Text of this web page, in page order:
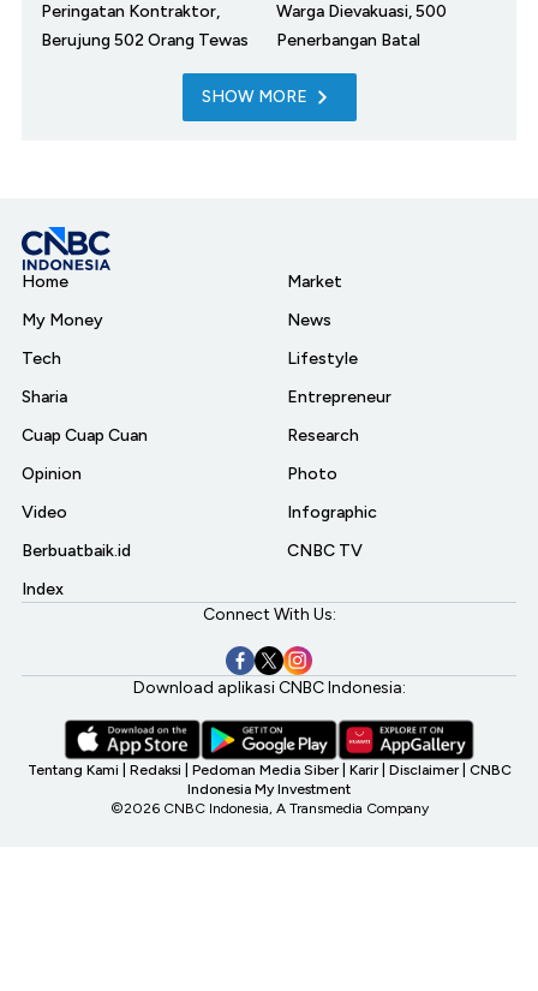
Peringatan Kontraktor,
Berujung 502 Orang Tewas
Warga Dievakuasi, 500
Penerbangan Batal
SHOW MORE
Home
My Money
Tech
Sharia
Cuap Cuap Cuan
Opinion
Video
Berbuatbaik.id
Index
Market
News
Lifestyle
Entrepreneur
Research
Photo
Infographic
CNBC TV
Connect With Us:
Download aplikasi CNBC Indonesia:
Tentang Kami Redaksi Pedoman Media Siber Karir Disclaimer CNBC
Indonesia My Investment
©2026 CNBC Indonesia, A Transmedia Company